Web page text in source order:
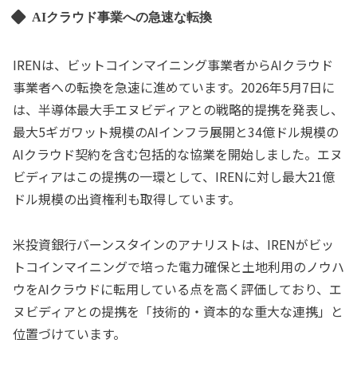
AIクラウド事業への急速な転換
IRENは、ビットコインマイニング事業者からAIクラウド
事業者への転換を急速に進めています。2026年5月7日に
は、半導体最大手エヌビディアとの戦略的提携を発表し、
最大5ギガワット規模のAIインフラ展開と34億ドル規模の
AIクラウド契約を含む包括的な協業を開始しました。エヌ
ビディアはこの提携の一環として、IRENに対し最大21億
ドル規模の出資権利も取得しています。
米投資銀行バーンスタインのアナリストは、IRENがビッ
トコインマイニングで培った電力確保と土地利用のノウハ
ウをAIクラウドに転用している点を高く評価しており、エ
ヌビディアとの提携を「技術的・資本的な重大な連携」と
位置づけています。